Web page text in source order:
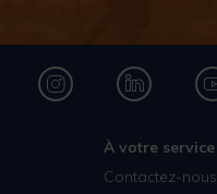
À votre service
Contactez-nous